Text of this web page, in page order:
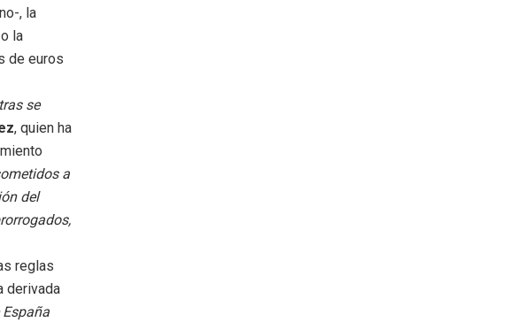
, la
la
de euros
se
, quien ha
a
del
reglas
derivada